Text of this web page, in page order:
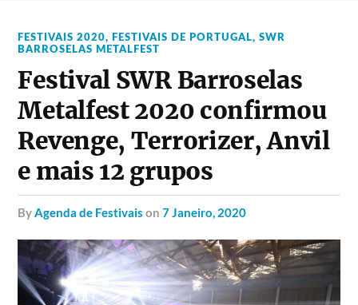
FESTIVAIS 2020, FESTIVAIS DE PORTUGAL,SWR
BARROSELAS METALFEST
Festival SWR Barroselas
Metalfest 2020 confirmou
Revenge, Terrorizer, Anvil
e mais 12 grupos
byAgenda de Festivais on7 Janeiro, 2020